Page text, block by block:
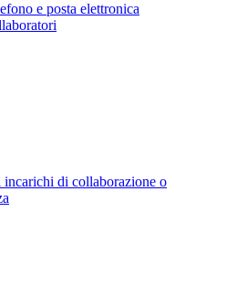
e posta elettronica
di collaborazione o